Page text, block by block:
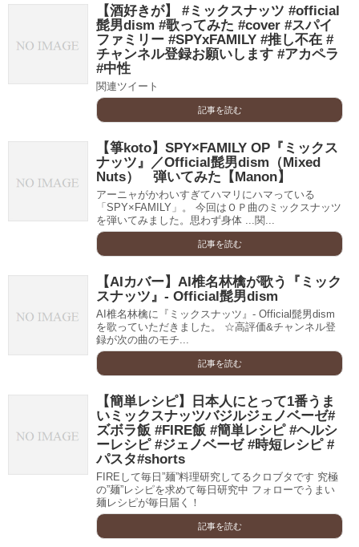
【酒好きが】 #ミックスナッツ #official
髭男dism #歌ってみた #cover #スパイ
ファミリー #SPYxFAMILY #推し不在 #
チャンネル登録お願いします #アカペラ
#中性
関連ツイート
記事を読む
【箏koto】SPY×FAMILY OP『ミックス
ナッツ』／Official髭男dism（Mixed
Nuts） 弾いてみた【Manon】
アーニャがかわいすぎてハマリにハマっている
「SPY×FAMILY」。 今回はＯＰ曲のミックスナッツ
を弾いてみました。思わず身体 ...関...
記事を読む
【AIカバー】AI椎名林檎が歌う『ミック
スナッツ』- Official髭男dism
AI椎名林檎に『ミックスナッツ』- Official髭男dism
を歌っていただきました。 ☆高評価&チャンネル登
録が次の曲のモチ...
記事を読む
【簡単レシピ】日本人にとって1番うま
いミックスナッツバジルジェノベーゼ#
ズボラ飯 #FIRE飯 #簡単レシピ #ヘルシ
ーレシピ #ジェノベーゼ #時短レシピ #
パスタ#shorts
FIREして毎日”麺”料理研究してるクロブタです 究極
の”麺”レシピを求めて毎日研究中 フォローでうまい
麺レシピが毎日届く！
記事を読む